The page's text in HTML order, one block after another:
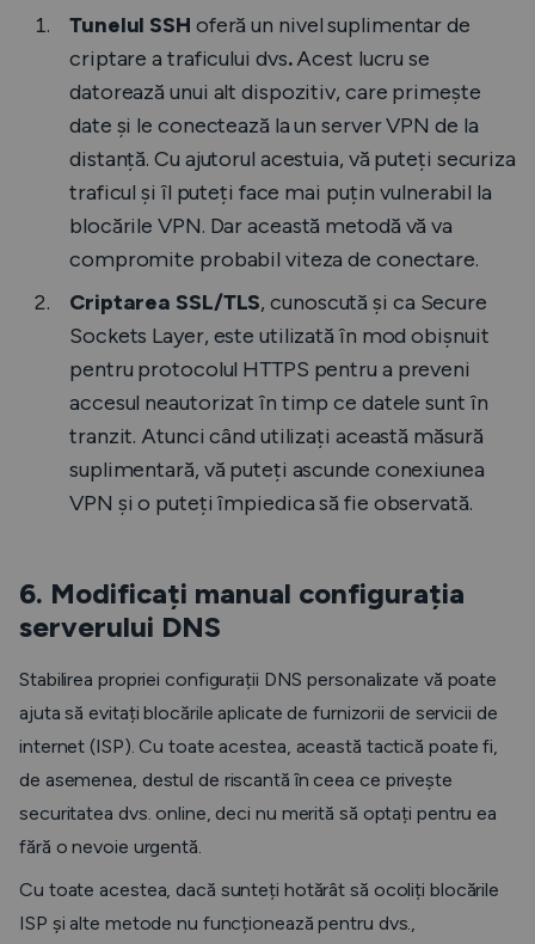
Tunelul SSH oferă un nivel suplimentar de
criptare a traficului dvs.Acest lucru se
datorează unui alt dispozitiv, care primește
date și le conectează la un server VPN de la
distanță. Cu ajutorul acestuia, vă puteți securiza
traficul și îl puteți face mai puțin vulnerabil la
blocările VPN. Dar această metodă vă va
compromite probabil viteza de conectare.
Criptarea SSL/TLS, cunoscută și ca Secure
Sockets Layer, este utilizată în mod obișnuit
pentru protocolul HTTPS pentru a preveni
accesul neautorizat în timp ce datele sunt în
tranzit. Atunci când utilizați această măsură
suplimentară, vă puteți ascunde conexiunea
VPN și o puteți împiedica să fie observată.
6. Modificați manual configurația
serverului DNS
Stabilirea propriei configurații DNS personalizate vă poate
ajuta să evitați blocările aplicate de furnizorii de servicii de
internet (ISP). Cu toate acestea, această tactică poate fi,
de asemenea, destul de riscantă în ceea ce privește
securitatea dvs. online, deci nu merită să optați pentru ea
fără o nevoie urgentă.
Cu toate acestea, dacă sunteți hotărât să ocoliți blocările
ISP și alte metode nu funcționează pentru dvs.,